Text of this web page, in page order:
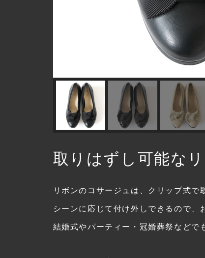
取りはずし可能な
リボンのコサージュは、クリップ式で
シーンに応じて付け外しできるので、
結婚式やパーティー・冠婚葬祭などで